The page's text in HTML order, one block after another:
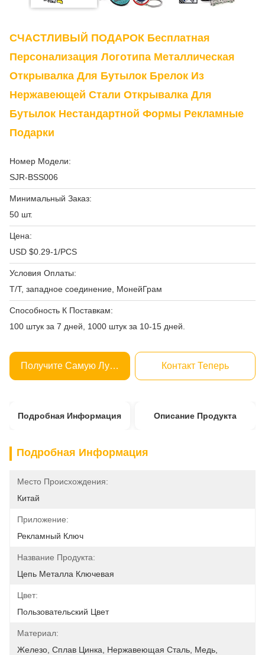
СЧАСТЛИВЫЙ ПОДАРОК Бесплатная
Персонализация Логотипа Металлическая
Открывалка Для Бутылок Брелок Из
Нержавеющей Стали Открывалка Для
Бутылок Нестандартной Формы Рекламные
Подарки
Номер Модели:
SJR-BSS006
Минимальный Заказ:
50 шт.
Цена:
USD $0.29-1/PCS
Условия Оплаты:
Т/Т, западное соединение, МонейГрам
Способность К Поставкам:
100 штук за 7 дней, 1000 штук за 10-15 дней.
Получите Самую Лучшую Цену Контакт Теперь
Подробная Информация Описание Продукта
Подробная Информация
Место Происхождения:
Китай
Приложение:
Рекламный Ключ
Название Продукта:
Цепь Металла Ключевая
Цвет:
Пользовательский Цвет
Материал:
Железо, Сплав Цинка, Нержавеющая Сталь, Медь,